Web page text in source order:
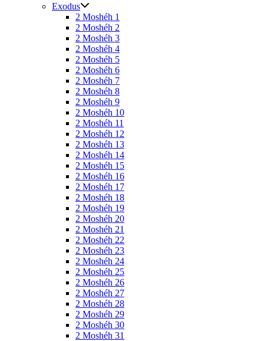
Exodus
2 Moshéh 1
2 Moshéh 2
2 Moshéh 3
2 Moshéh 4
2 Moshéh 5
2 Moshéh 6
2 Moshéh 7
2 Moshéh 8
2 Moshéh 9
2 Moshéh 10
2 Moshéh 11
2 Moshéh 12
2 Moshéh 13
2 Moshéh 14
2 Moshéh 15
2 Moshéh 16
2 Moshéh 17
2 Moshéh 18
2 Moshéh 19
2 Moshéh 20
2 Moshéh 21
2 Moshéh 22
2 Moshéh 23
2 Moshéh 24
2 Moshéh 25
2 Moshéh 26
2 Moshéh 27
2 Moshéh 28
2 Moshéh 29
2 Moshéh 30
2 Moshéh 31